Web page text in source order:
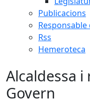
Publicacions
Rss
Hemeroteca
Alcaldessa
Govern